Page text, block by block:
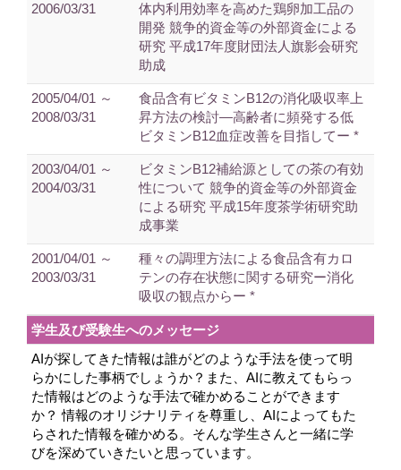
2006/03/31
体内利用効率を高めた鶏卵加工品の
開発 競争的資金等の外部資金による
研究 平成17年度財団法人旗影会研究
助成
2005/04/01 ～
2008/03/31
食品含有ビタミンB12の消化吸収率上
昇方法の検討―高齢者に頻発する低
ビタミンB12血症改善を目指してー *
2003/04/01 ～
2004/03/31
ビタミンB12補給源としての茶の有効
性について 競争的資金等の外部資金
による研究 平成15年度茶学術研究助
成事業
2001/04/01 ～
2003/03/31
種々の調理方法による食品含有カロ
テンの存在状態に関する研究ー消化
吸収の観点からー *
学生及び受験生へのメッセージ
AIが探してきた情報は誰がどのような手法を使って明
らかにした事柄でしょうか？また、AIに教えてもらっ
た情報はどのような手法で確かめることができます
か？ 情報のオリジナリティを尊重し、AIによってもた
らされた情報を確かめる。そんな学生さんと一緒に学
びを深めていきたいと思っています。